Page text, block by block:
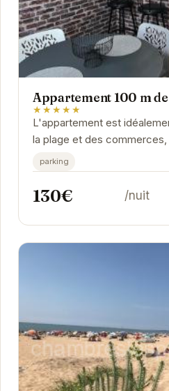
Appartement 100 m
★★★★★
L'appartement est
la plage et des
parfait pour des vacances
amis....
parking
130€ /nuit